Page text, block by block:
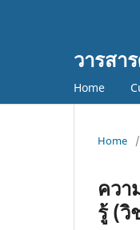
วารสา
Home
Home /
ควา
รู้ (วิ